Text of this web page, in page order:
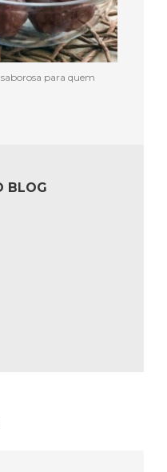
para quem
BLOG